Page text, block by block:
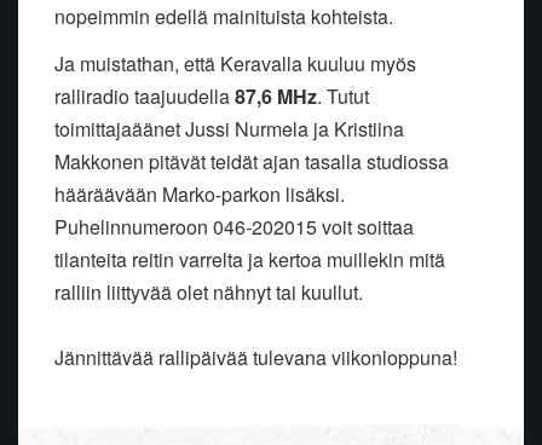
nopeimmin edellä mainituista kohteista.
Ja muistathan, että Keravalla kuuluu myös
ralliradio taajuudella87,6 MHz. Tutut
toimittajaäänet Jussi Nurmela ja Kristiina
Makkonen pitävät teidät ajan tasalla studiossa
hääräävään Marko-parkon lisäksi.
Puhelinnumeroon 046-202015 voit soittaa
tilanteita reitin varrelta ja kertoa muillekin mitä
ralliin liittyvää olet nähnyt tai kuullut.
Jännittävää rallipäivää tulevana viikonloppuna!